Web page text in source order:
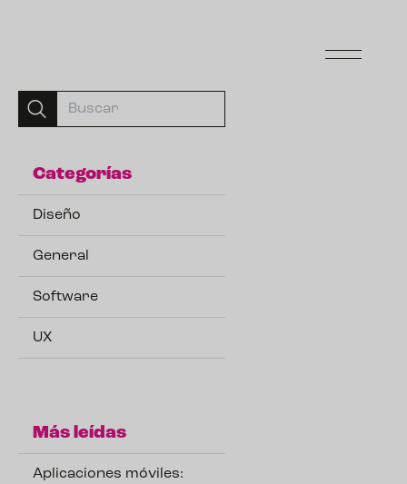
Categorías
Diseño
General
Software
UX
Más leídas
Aplicaciones móviles: